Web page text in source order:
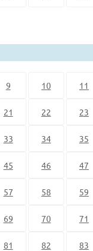
9 10 11
21 22 23
33 34 35
45 46 47
57 58 59
69 70 71
81 82 83